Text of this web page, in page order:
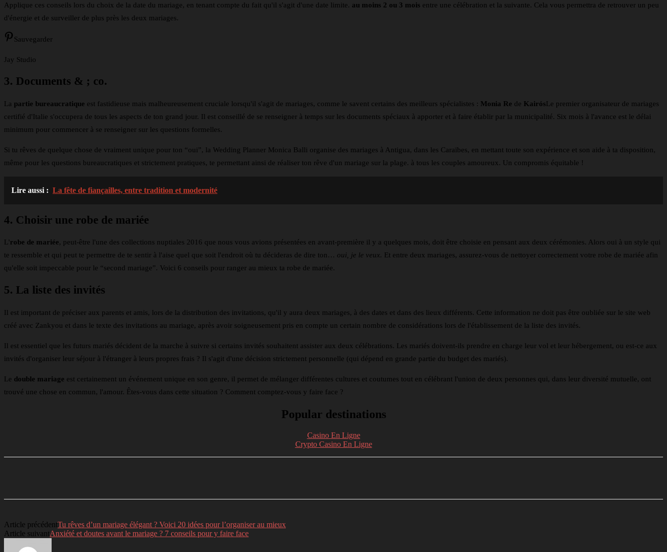
Applique ces conseils lors du choix de la date du mariage, en tenant compte du fait qu'il s'agit d'une date limite. au moins 2 ou 3 mois entre une célébration et la suivante. Cela vous permettra de retrouver un peu
d'énergie et de surveiller de plus près les deux mariages.
Sauvegarder
Jay Studio
3. Documents & ; co.
La partie bureaucratique est fastidieuse mais malheureusement cruciale lorsqu'il s'agit de mariages, comme le savent certains des meilleurs spécialistes : Monia Re de KairósLe premier organisateur de mariages
certifié d'Italie s'occupera de tous les aspects de ton grand jour. Il est conseillé de se renseigner à temps sur les documents spéciaux à apporter et à faire établir par la municipalité. Six mois à l'avance est le délai
minimum pour commencer à se renseigner sur les questions formelles.
Si tu rêves de quelque chose de vraiment unique pour ton “oui”, la Wedding Planner Monica Balli organise des mariages à Antigua, dans les Caraïbes, en mettant toute son expérience et son aide à ta disposition,
même pour les questions bureaucratiques et strictement pratiques, te permettant ainsi de réaliser ton rêve d'un mariage sur la plage. à tous les couples amoureux. Un compromis équitable !
Lire aussi : La fête de fiançailles, entre tradition et modernité
4. Choisir une robe de mariée
L'robe de mariée, peut-être l'une des collections nuptiales 2016 que nous vous avions présentées en avant-première il y a quelques mois, doit être choisie en pensant aux deux cérémonies. Alors oui à un style qui
te ressemble et qui peut te permettre de te sentir à l'aise quel que soit l'endroit où tu décideras de dire ton… oui, je le veux. Et entre deux mariages, assurez-vous de nettoyer correctement votre robe de mariée afin
qu'elle soit impeccable pour le “second mariage”. Voici 6 conseils pour ranger au mieux ta robe de mariée.
5. La liste des invités
Il est important de préciser aux parents et amis, lors de la distribution des invitations, qu'il y aura deux mariages, à des dates et dans des lieux différents. Cette information ne doit pas être oubliée sur le site web
créé avec Zankyou et dans le texte des invitations au mariage, après avoir soigneusement pris en compte un certain nombre de considérations lors de l'établissement de la liste des invités.
Il est essentiel que les futurs mariés décident de la marche à suivre si certains invités souhaitent assister aux deux célébrations. Les mariés doivent-ils prendre en charge leur vol et leur hébergement, ou est-ce aux
invités d'organiser leur séjour à l'étranger à leurs propres frais ? Il s'agit d'une décision strictement personnelle (qui dépend en grande partie du budget des mariés).
Le double mariage est certainement un événement unique en son genre, il permet de mélanger différentes cultures et coutumes tout en célébrant l'union de deux personnes qui, dans leur diversité mutuelle, ont
trouvé une chose en commun, l'amour. Êtes-vous dans cette situation ? Comment comptez-vous y faire face ?
Popular destinations
Casino En Ligne
Crypto Casino En Ligne
Article précédentTu rêves d’un mariage élégant ? Voici 20 idées pour l’organiser au mieux
Article suivantAnxiété et doutes avant le mariage ? 7 conseils pour y faire face